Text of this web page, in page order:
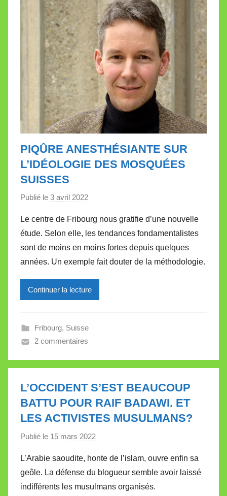
e
e
PIQÛRE ANESTHÉSIANTE SUR
L’IDÉOLOGIE DES MOSQUÉES
SUISSES
Publié le 3 avril 2022
r
M
i
r
i
l
e
l
t
e
Le centre de Fribourg nous gratifie d’une nouvelle
étude. Selon elle, les tendances fondamentalistes
sont de moins en moins fortes depuis quelques
années. Un exemple fait douter de la méthodologie.
Continuer la lecture
Fribourg, Suisse
2 commentaires
L’OCCIDENT S’EST BEAUCOUP
BATTU POUR RAIF BADAWI. ET
LES ACTIVISTES MUSULMANS?
Publié le 15 mars 2022
r
M
i
L’Arabie saoudite, honte de l’islam, ouvre enfin sa
geôle. La défense du blogueur semble avoir laissé
indifférents les musulmans organisés.